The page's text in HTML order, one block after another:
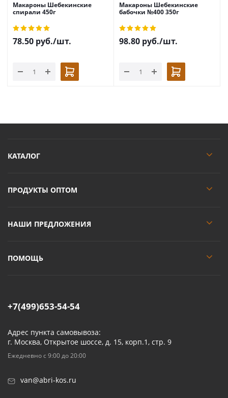
Макароны Шебекинские
спирали 450г
78.50 руб./шт.
Макароны Шебекинские
бабочки №400 350г
98.80 руб./шт.
КАТАЛОГ
ПРОДУКТЫ ОПТОМ
НАШИ ПРЕДЛОЖЕНИЯ
ПОМОЩЬ
+7(499)653-54-54
Адрес пункта самовывоза:
г. Москва, Открытое шоссе, д. 15, корп.1, стр. 9
Ежедневно с 9:00 до 20:00
van@abri-kos.ru